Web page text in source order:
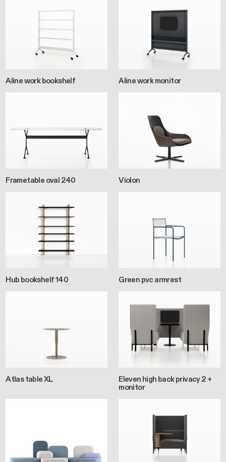
Aline work bookshelf Aline work monitor
Frametable oval 240 Violon
Hub bookshelf 140 Green pvc armrest
Atlas table XL
Eleven high back privacy 2 +
monitor